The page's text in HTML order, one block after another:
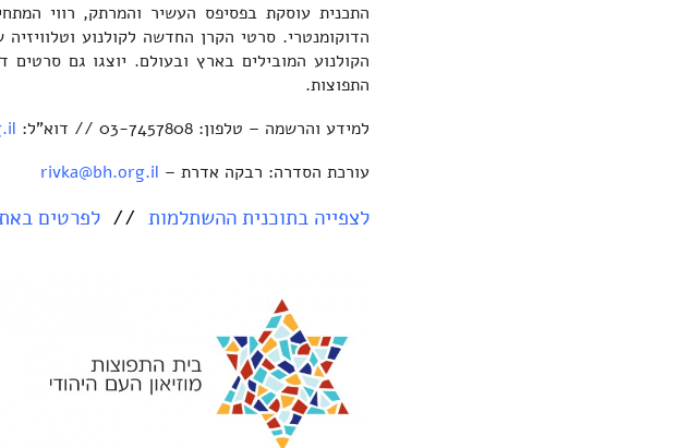
התכנית עוסקת בפסיפס העשיר והמרתק, רווי
הדוקומנטרי. סרטי הקרן החדשה לקולנוע
הקולנוע המובילים בארץ ובעולם. יוצגו גם סרטים
התפוצות.
למידע והרשמה – טלפון: 03-7457808 // דוא"ל:
עורכת הסדרה: רבקה אדרת – rivka@bh.org.il
לצפייה בתוכנית ההשתלמות //לפרטים